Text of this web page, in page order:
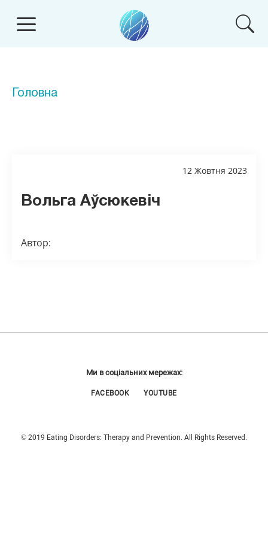
Головна
12 Жовтня 2023
Вольга Аўсюкевіч
Автор:
Ми в соціальних мережах:
FACEBOOK YOUTUBE
© 2019 Eating Disorders: Therapy and Prevention. All Rights Reserved.